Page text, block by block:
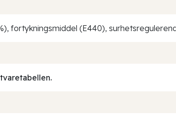
fortykningsmiddel (E440),